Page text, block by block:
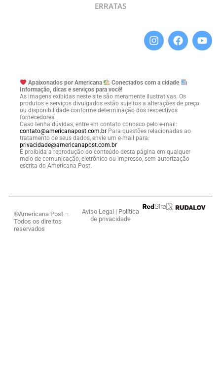
ERRATAS
Apaixonados por Americana
Conectados com a cidade
Informação, dicas e serviços para você!
As imagens exibidas neste site são meramente ilustrativas. Os
produtos e serviços divulgados estão sujeitos a alterações de preço
ou disponibilidade conforme determinação dos respectivos
fornecedores.
Caso tenha dúvidas, entre em contato conosco pelo e-mail:
contato@americanapost.com.br Para questões relacionadas ao
tratamento de seus dados, envie um e-mail para:
privacidade@americanapost.com.br
É proibida a reprodução do conteúdo desta página em qualquer
meio de comunicação, eletrônico ou impresso, sem autorização
escrita do Americana Post.
©Americana Post –
Todos os direitos
reservados
Aviso Legal | Política
de privacidade